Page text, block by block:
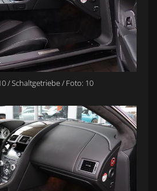
/ Schaltgetriebe / Foto: 10